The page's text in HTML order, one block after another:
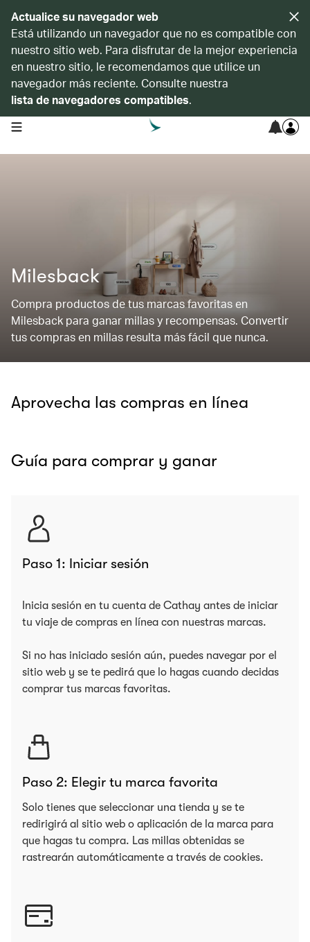
Actualice su navegador web
Está utilizando un navegador que no es compatible con
nuestro sitio web. Para disfrutar de la mejor experiencia
en nuestro sitio, le recomendamos que utilice un
navegador más reciente. Consulte nuestra
lista de navegadores compatibles.
open navigation menu
Milesback
Compra productos de tus marcas favoritas en
Milesback para ganar millas y recompensas. Convertir
tus compras en millas resulta más fácil que nunca.
Aprovecha las compras en línea
Guía para comprar y ganar
Paso 1: Iniciar sesión
Inicia sesión en tu cuenta de Cathay antes de iniciar
tu viaje de compras en línea con nuestras marcas.
Si no has iniciado sesión aún, puedes navegar por el
sitio web y se te pedirá que lo hagas cuando decidas
comprar tus marcas favoritas.
Paso 2: Elegir tu marca favorita
Solo tienes que seleccionar una tienda y se te
redirigirá al sitio web o aplicación de la marca para
que hagas tu compra. Las millas obtenidas se
rastrearán automáticamente a través de cookies.